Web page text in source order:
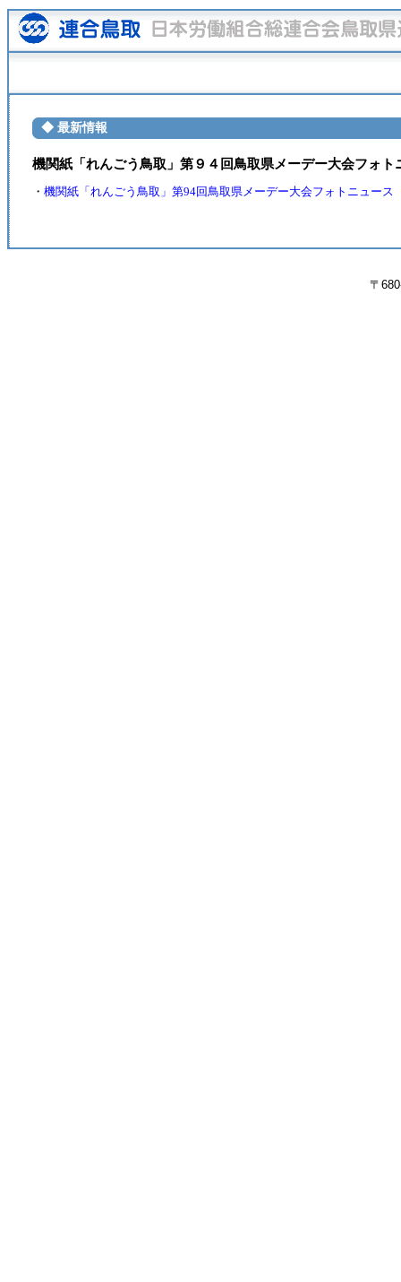
◆ 最新情報
機関紙「れんごう鳥取」第９４回鳥取県メーデー大会フォト
・ 機関紙「れんごう鳥取」第94回鳥取県メーデー大会フォトニュース
〒